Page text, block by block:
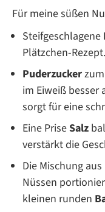
Für meine süßen
Steifgeschlagene
Plätzchen-Rezept.
Puderzucker
im Eiweiß besser
sorgt für eine
Eine PriseSalz
verstärkt die
Die Mischung
Nüssen
kleinen runden